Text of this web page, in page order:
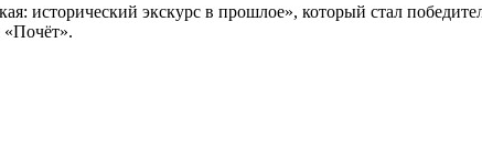
исторический экскурс в прошлое», который стал
«Почёт».